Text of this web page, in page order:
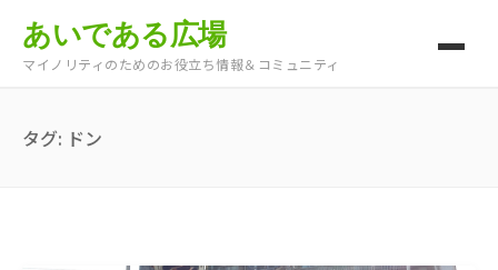
あいである広場
マイノリティのためのお役立ち情報＆コミュニティ
タグ: ドン